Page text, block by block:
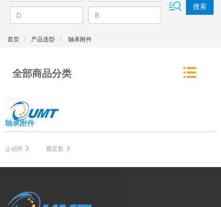
搜索
首页 产品选型 轴承附件
全部商品分类
轴承附件
止动环 紧定套